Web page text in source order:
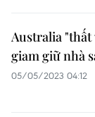
Australia "thất
giam giữ nhà
05/05/2023 04:12